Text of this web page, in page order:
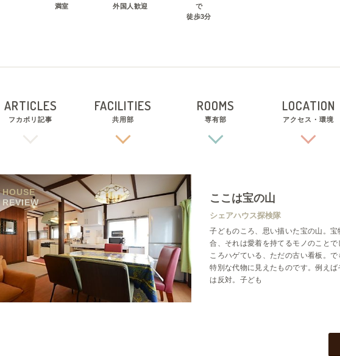
満室
外国人歓迎
で
徒歩3分
ARTICLES
フカボリ記事
FACILITIES
共用部
ROOMS
専有部
LOCATION
アクセス・環境
HOUSE
REVIEW
ここは宝の山
シェアハウス探検隊
子どものころ、思い描いた宝の山。
合、それは愛着を持てるモノのこと
ころハゲている、ただの古い看板。
特別な代物に見えたものです。例え
は反対。子ども